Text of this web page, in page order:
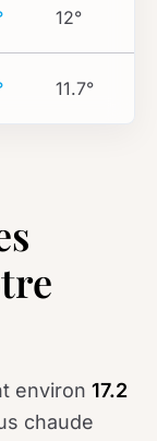
12°
11.7°
environ 17.2
chaude